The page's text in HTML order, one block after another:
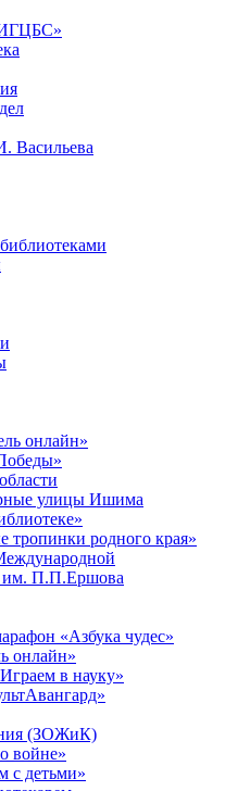
Васильева
онлайн»
улицы Ишима
тропинки родного края»
им. П.П.Ершова
«Азбука чудес»
онлайн»
в науку»
(ЗОЖиК)
войне»
с детьми»